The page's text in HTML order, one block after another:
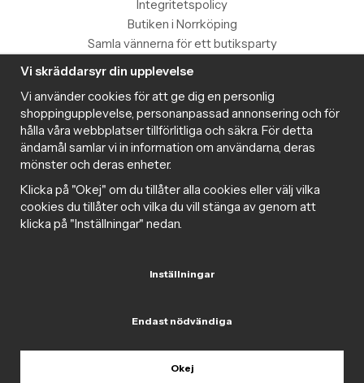
Integritetspolicy
Butiken i Norrköping
Samla vännerna för ett butiksparty
Information
Magazine
Populära produkter med toppbetyg
Nyhetsbrev
Om cookies
Samarbeta med Intima
Cookie inställningar
Följ oss gärna på sociala medier
Vi skräddarsyr din upplevelse
Vi använder cookies för att ge dig en personlig
shoppingupplevelse, personanpassad annonsering och för
hålla våra webbplatser tillförlitliga och säkra. För detta
ändamål samlar vi in information om användarna, deras
mönster och deras enheter.
Klicka på "Okej" om du tillåter alla cookies eller välj vilka
cookies du tillåter och vilka du vill stänga av genom att
klicka på "Inställningar" nedan.
Inställningar
Endast nödvändiga
Okej